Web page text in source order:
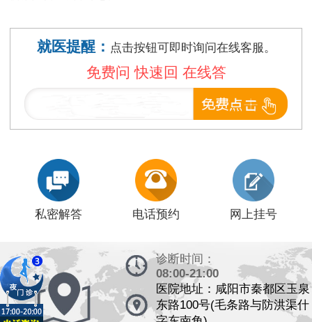
就医提醒： 点击按钮可即时询问在线客服。
免费问 快速回 在线答
私密解答 电话预约 网上挂号
诊断时间：
08:00-21:00
医院地址：咸阳市秦都区玉泉
东路100号(毛条路与防洪渠什